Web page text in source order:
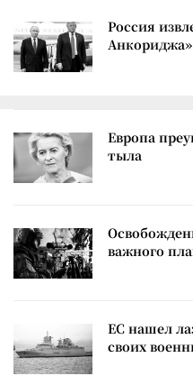
Россия
Анкориджа»
Европа
тыла
важного
ЕС нашел
своих